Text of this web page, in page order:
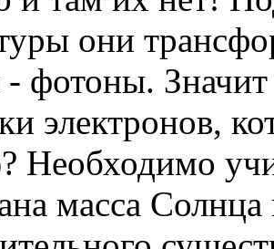
они
фотоны. Значит
электронов,
Необходимо
масса Солнца